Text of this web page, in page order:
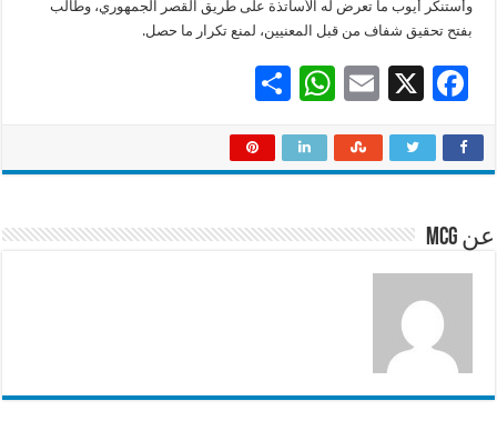
وأستنكر أيوب ما تعرض له الأساتذة على طريق القصر الجمهوري، وطالب
بفتح تحقيق شفاف من قبل المعنيين، لمنع تكرار ما حصل.
F
e
o
k
X
E
ai
W
at
p
ar
عن mcg